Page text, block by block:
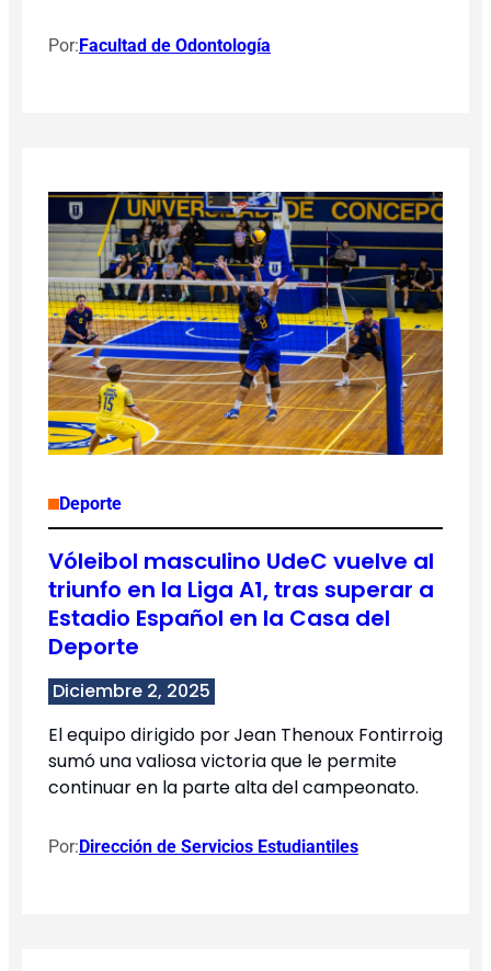
Por:Facultad de Odontología
Deporte
Vóleibol masculino UdeC vuelve al
triunfo en la Liga A1, tras superar a
Estadio Español en la Casa del
Deporte
Diciembre 2, 2025
El equipo dirigido por Jean Thenoux Fontirroig
sumó una valiosa victoria que le permite
continuar en la parte alta del campeonato.
Por: Dirección de Servicios Estudiantiles